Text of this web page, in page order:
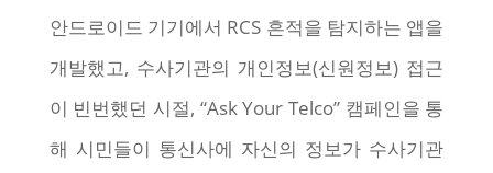
안드로이드 기기에서 RCS 흔적을 탐지하는 앱을
개발했고, 수사기관의 개인정보(신원정보) 접근
이 빈번했던 시절, “Ask Your Telco” 캠페인을 통
해 시민들이 통신사에 자신의 정보가 수사기관